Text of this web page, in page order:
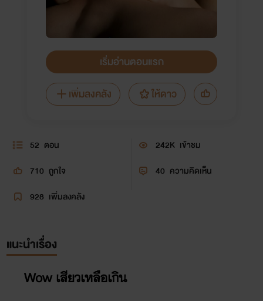
เริ่มอ่านตอนแรก
เพิ่มลงคลัง
ให้ดาว
52 ตอน 242K เข้าชม
710 ถูกใจ 40 ความคิดเห็น
928 เพิ่มลงคลัง
แนะนำเรื่อง
Wow เสียวเหลือเกิน